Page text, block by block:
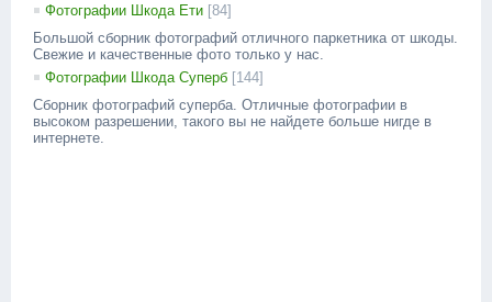
Фотографии Шкода Ети [84]
Большой сборник фотографий отличного паркетника от шкоды.
Свежие и качественные фото только у нас.
Фотографии Шкода Суперб [144]
Сборник фотографий суперба. Отличные фотографии в
высоком разрешении, такого вы не найдете больше нигде в
интернете.